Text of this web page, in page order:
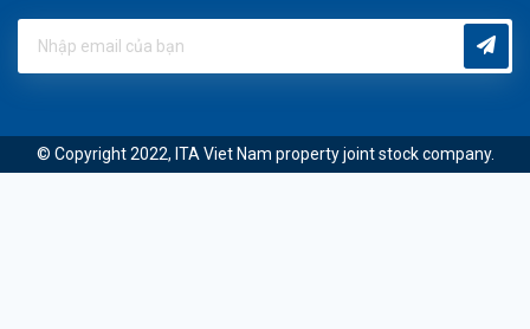
© Copyright 2022, ITA Viet Nam property joint stock company.